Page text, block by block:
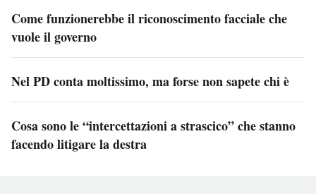
Come funzionerebbe il riconoscimento facciale che
vuole il governo
Nel PD conta moltissimo, ma forse non sapete chi è
Cosa sono le “intercettazioni a strascico” che stanno
facendo litigare la destra